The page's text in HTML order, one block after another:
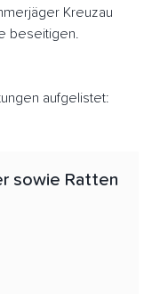
Kreuzau
beseitigen.
aufgelistet:
sowie Ratten